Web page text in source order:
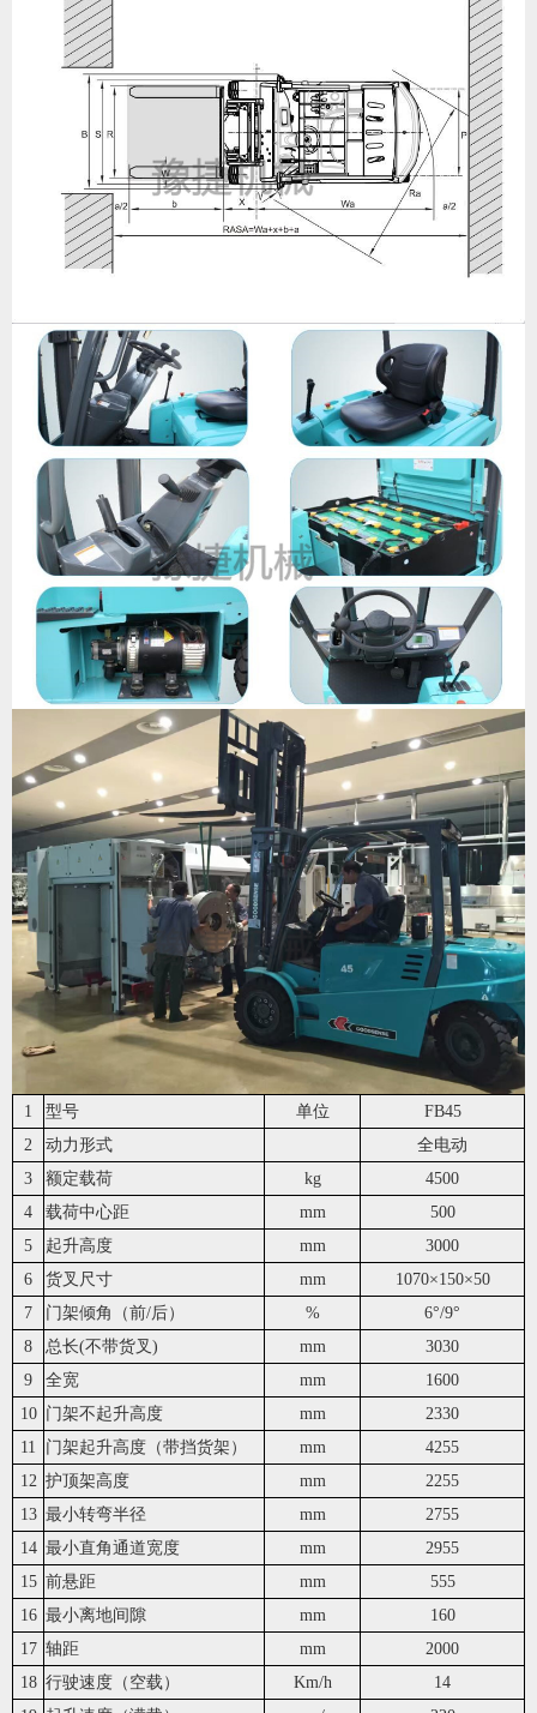
1 型号 单位
FB45
2
动力形式
全电动
3
额定载荷 kg
4500
4
载荷中心距 mm
500
5
起升高度 mm
3000
6
货叉尺寸 mm 1070×150×50
7
门架倾角（前/后） % 6°/9°
8
总长(不带货叉) mm
3030
9
全宽 mm
1600
10 门架不起升高度 mm
2330
11
门架起升高度（带挡货架） mm
4255
12 护顶架高度 mm
2255
13 最小转弯半径 mm
2755
14 最小直角通道宽度 mm
2955
15 前悬距 mm
555
16 最小离地间隙 mm
160
17 轴距 mm
2000
18 行驶速度（空载） Km/h
14